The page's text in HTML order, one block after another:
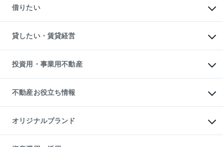
中古一戸建ての購入
不動産購入の流れ
注目キーワード物件特集
購入ガイド
English 繁体中文簡体中文
一戸建ての売却・査定
土地の売却・査定
スピードAI査定
不動産査定について
不動産売却の流れ
不動産買換えの流れ
売却ガイド
借りたい
オフィス・店舗の賃貸
借りるときの流れ
借りるガイド
貸したい・賃貸経営
マンション賃料データ
賃貸管理プラン
リロケーションについて
貸すガイド
投資用・事業用不動産
事業用不動産
マンション投資
投資用マンション
アパート経営
収益物件
不動産お役立ち情報
マンションライブラリー
人気マンションランキング
暮らしに役立つ不動産メディア
オリジナルブランド